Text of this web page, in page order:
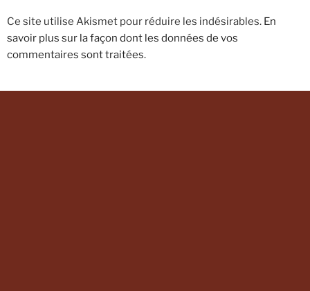
Ce site utilise Akismet pour réduire les indésirables. En
savoir plus sur la façon dont les données de vos
commentaires sont traitées.